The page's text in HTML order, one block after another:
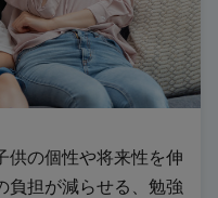
供の個性や将来性を伸
負担が減らせる、勉強